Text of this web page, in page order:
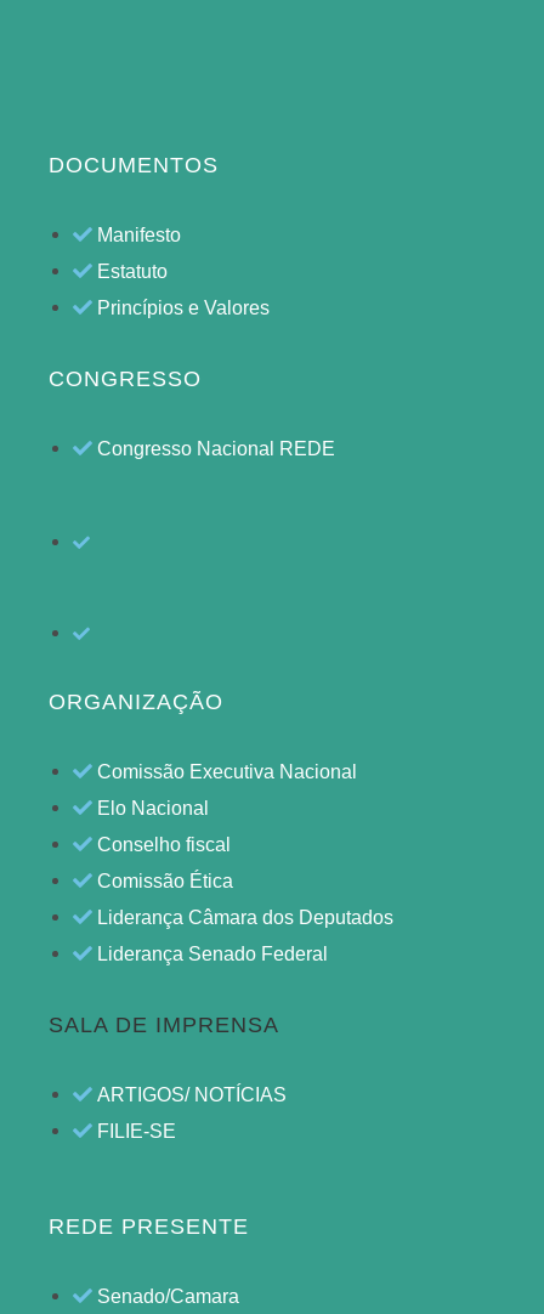
DOCUMENTOS
Manifesto
Estatuto
Princípios e Valores
CONGRESSO
Congresso Nacional REDE
ORGANIZAÇÃO
Comissão Executiva Nacional
Elo Nacional
Conselho fiscal
Comissão Ética
Liderança Câmara dos Deputados
Liderança Senado Federal
SALA DE IMPRENSA
ARTIGOS/ NOTÍCIAS
FILIE-SE
REDE PRESENTE
Senado/Camara